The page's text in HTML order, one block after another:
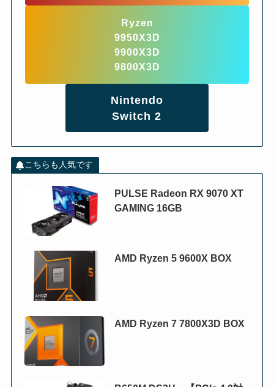
Ryzen
9950X3D
9900X3D
9800X3D
Nintendo
Switch 2
こちらも人気です
PULSE Radeon RX 9070 XT
GAMING 16GB
AMD Ryzen 5 9600X BOX
AMD Ryzen 7 7800X3D BOX